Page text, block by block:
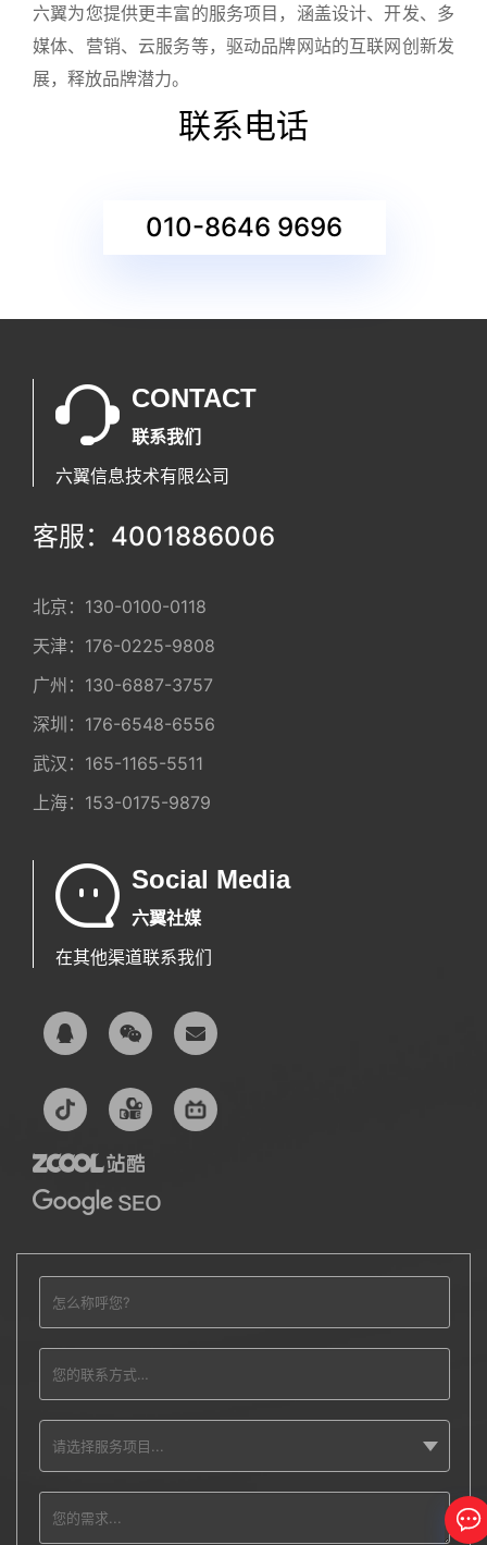
六翼为您提供更丰富的服务项目，涵盖设计、开发、多
媒体、营销、云服务等，驱动品牌网站的互联网创新发
展，释放品牌潜力。
联系电话
010-8646 9696
CONTACT
联系我们
六翼信息技术有限公司
客服：4001886006
北京： 130-0100-0118
天津： 176-0225-9808
广州： 130-6887-3757
深圳： 176-6548-6556
武汉： 165-1165-5511
上海： 153-0175-9879
Social Media
六翼社媒
在其他渠道联系我们